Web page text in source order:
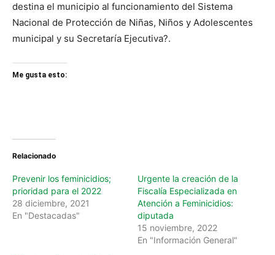
destina el municipio al funcionamiento del Sistema
Nacional de Protección de Niñas, Niños y Adolescentes
municipal y su Secretaría Ejecutiva?.
Me gusta esto:
Relacionado
Prevenir los feminicidios;
prioridad para el 2022
28 diciembre, 2021
En "Destacadas"
Urgente la creación de la
Fiscalía Especializada en
Atención a Feminicidios:
diputada
15 noviembre, 2022
En "Información General"